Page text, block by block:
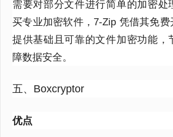
需要对部分文件进行简单的加密处
买专业加密软件，7-Zip 凭借其免
提供基础且可靠的文件加密功能，
障数据安全。
五、Boxcryptor
优点